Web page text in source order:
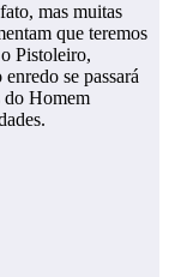
mas muitas
que teremos
Pistoleiro,
se passará
do Homem